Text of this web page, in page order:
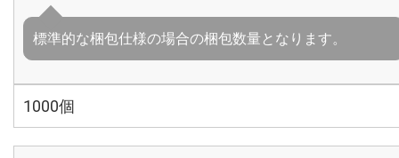
標準的な梱包仕様の場合の梱包数量となります。
1000個